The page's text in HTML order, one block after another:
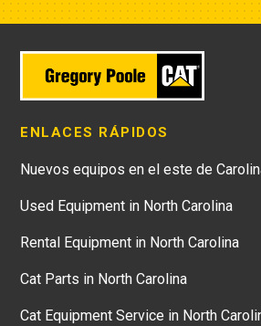
ENLACES RÁPIDOS
Nuevos equipos en el este de
Used Equipment in North Carolina
Rental Equipment in North Carolina
Cat Parts in North Carolina
Cat Equipment Service in North